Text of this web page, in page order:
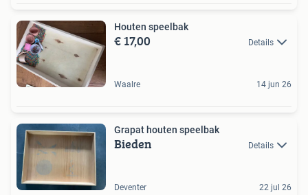
Houten speelbak
€ 17,00 Details
Waalre 14 jun 26
Grapat houten speelbak
Bieden Details
Deventer 22 jul 26